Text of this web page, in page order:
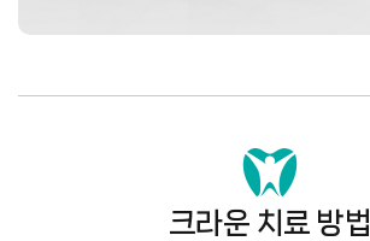
크라운 치료 방법